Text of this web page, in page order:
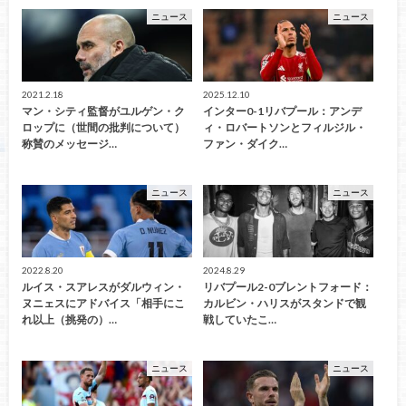
ニュース
2021.2.18
マン・シティ監督がユルゲン・ク
ロップに（世間の批判について）
称賛のメッセージ…
ニュース
2025.12.10
インター0-1リバプール：アンデ
ィ・ロバートソンとフィルジル・
ファン・ダイク…
ニュース
2022.8.20
ルイス・スアレスがダルウィン・
ヌニェスにアドバイス「相手にこ
れ以上（挑発の）…
ニュース
2024.8.29
リバプール2-0ブレントフォード：
カルビン・ハリスがスタンドで観
戦していたこ…
ニュース ニュース